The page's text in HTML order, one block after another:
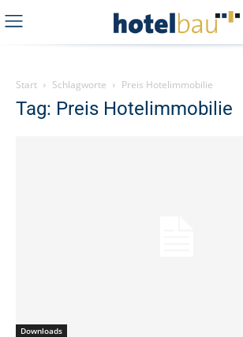
Start Schlagworte Preis Hotelimmobilie
Tag: Preis Hotelimmobilie
Downloads